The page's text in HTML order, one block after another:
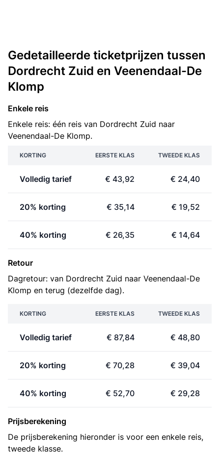
Gedetailleerde ticketprijzen tussen
Dordrecht Zuid en Veenendaal-De
Klomp
Enkele reis
Enkele reis: één reis van Dordrecht Zuid naar
Veenendaal-De Klomp.
KORTING EERSTE KLAS TWEEDE KLAS
Volledig tarief € 43,92 € 24,40
20% korting € 35,14 € 19,52
40% korting € 26,35 € 14,64
Retour
Dagretour: van Dordrecht Zuid naar Veenendaal-De
Klomp en terug (dezelfde dag).
KORTING EERSTE KLAS TWEEDE KLAS
Volledig tarief € 87,84 € 48,80
20% korting € 70,28 € 39,04
40% korting € 52,70 € 29,28
Prijsberekening
De prijsberekening hieronder is voor een enkele reis,
tweede klasse.